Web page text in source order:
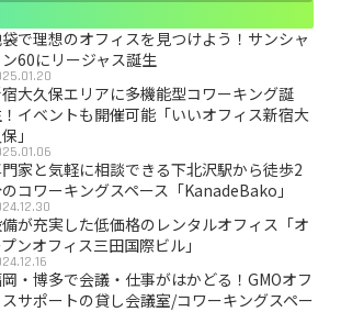
で理想のオフィスを見つけよう！サンシャ
60にリージャス誕生
大久保エリアに多機能型コワーキング誕
イベントも開催可能「いいオフィス新宿大
」
家と気軽に相談できる下北沢駅から徒歩2
コワーキングスペース「KanadeBako」
が充実した低価格のレンタルオフィス「オ
ンオフィス三田国際ビル」
・博多で会議・仕事がはかどる！GMOオフ
スサポートの貸し会議室/コワーキングスペー